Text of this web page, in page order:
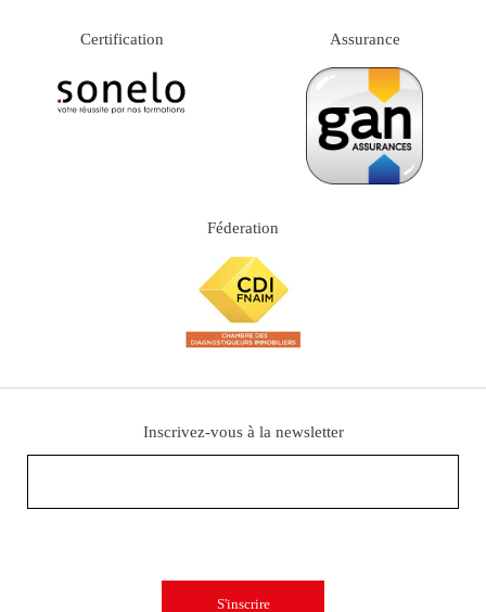
Certification Assurance
Féderation
Inscrivez-vous à la newsletter